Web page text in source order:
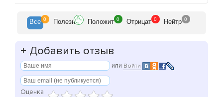
Все 0 Полезн Положит 0 Отрицат 0 Нейтр 0
+ Добавить отзыв
или Войти
Оценка